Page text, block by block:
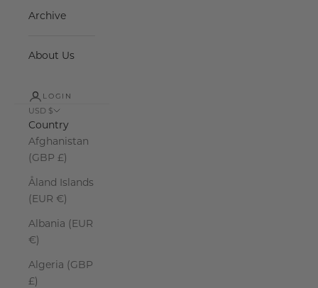
Archive
About Us
LOGIN
USD $
Country
Afghanistan
(GBP £)
Åland Islands
(EUR €)
Albania (EUR
€)
Algeria (GBP
£)